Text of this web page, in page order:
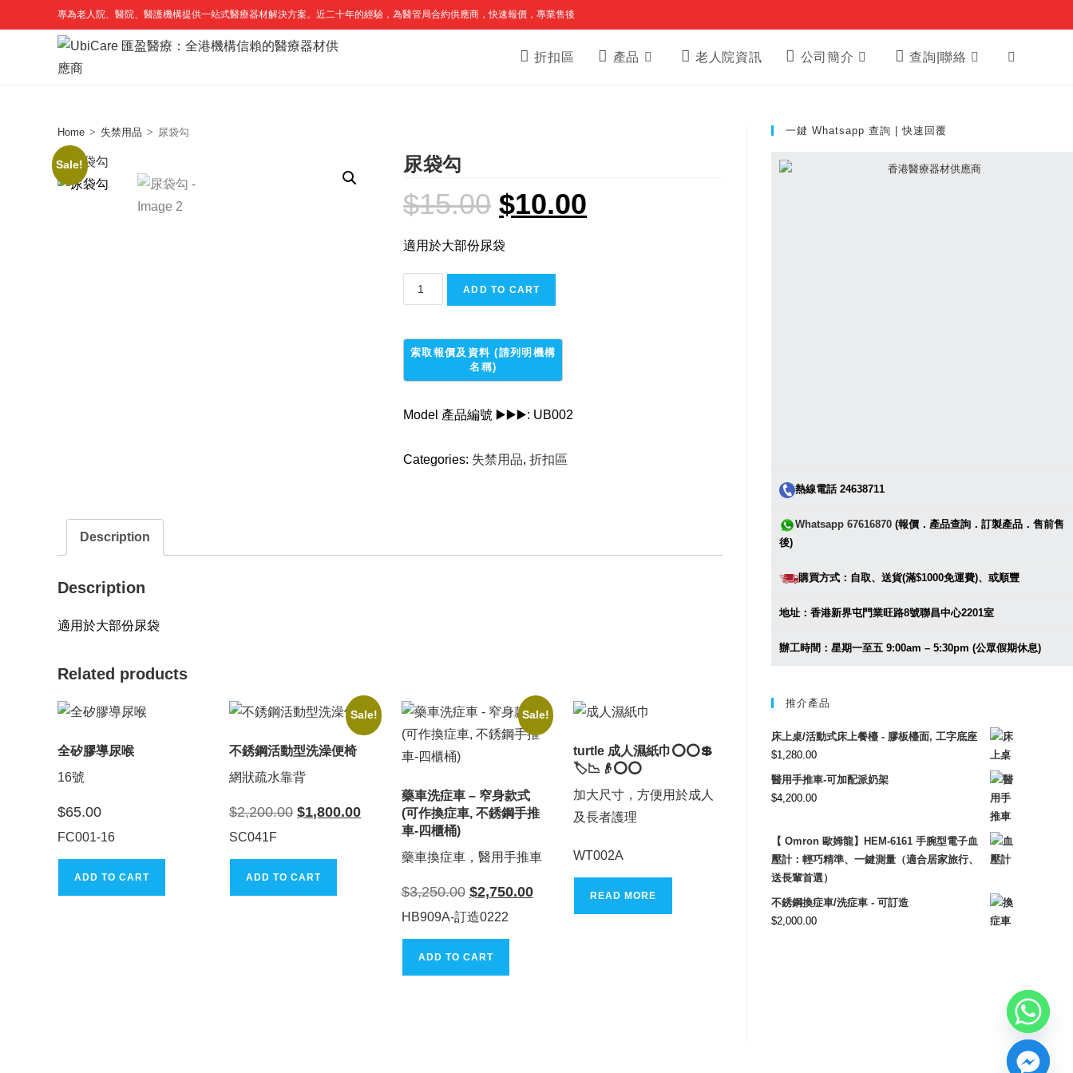
to
專為老人院、醫院、醫護機構提供一站式醫療器材解決方案。近二十年的經驗，為醫管局合約供應商，快速報價，專業售後
折扣區 產品 老人院資訊 公司簡介 查詢|聯絡 Toggle
Home > 失禁用品 > 尿袋勾
Sale! 尿袋勾
$15.00
Original
price
was:
$10.00is:
適用於大部份尿袋
袋
quantity
ADD TO CART
Model 產品編號 ▶️▶️▶️: UB002
Categories: 失禁用品,折扣區
Description
Description
適用於大部份尿袋
Related products
全矽膠導尿喉
16號
$65.00
FC001-16
ADD TO CART
Sale!
不銹鋼活動型洗澡便椅
網狀疏水靠背
$2,200.00 Original
price
$1,800.00Current
price
SC041F
ADD TO CART
Sale!
藥車洗症車 – 窄身款式
(可作換症車, 不銹鋼手推
車-四櫃桶)
藥車換症車，醫用手推車
$3,250.00 Original
price
was:
$3,250.00.
$2,750.00Current
price
HB909A-訂造0222
ADD TO CART
turtle 成人濕紙巾⭕⭕💲
🏷️📉👴⭕⭕
加大尺寸，方便用於成人
及長者護理
WT002A
READ MORE
一鍵 Whatsapp 查詢 | 快速回覆
熱線電話 24638711
Whatsapp 67616870 (報價．產品查詢．訂製產品．售前售
後)
購買方式：自取、送貨(滿$1000免運費)、或順豐
地址：香港新界屯門業旺路8號聯昌中心2201室
辦工時間：星期一至五 9:00am – 5:30pm (公眾假期休息)
推介產品
床上桌/活動式床上餐檯 - 膠板檯面, 工字底座
$1,280.00
醫用手推車-可加配派奶架
$4,200.00
【 Omron 歐姆龍】HEM-6161 手腕型電子血
壓計：輕巧精準、一鍵測量（適合居家旅行、
送長輩首選）
不銹鋼換症車/洗症車 - 可訂造
$2,000.00